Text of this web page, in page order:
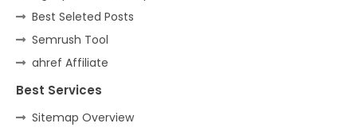
Best Seleted Posts
Semrush Tool
ahref Affiliate
Best Services
Sitemap Overview